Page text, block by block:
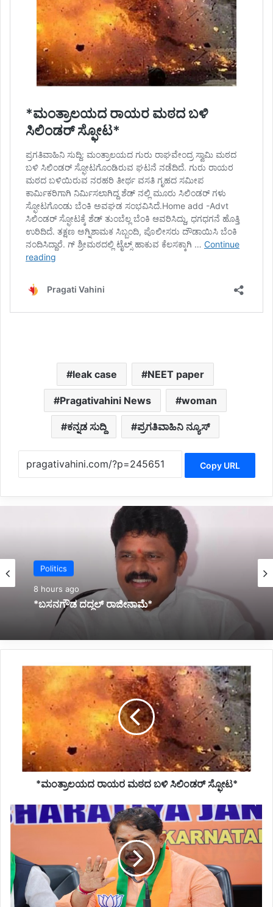
leak case NEET paper
Pragativahini News woman
ಕನ್ನಡ ಸುದ್ದಿ ಪ್ರಗತಿವಾಹಿನಿ ನ್ಯೂಸ್
Copy URL
Politics
8 hours ago
*ಬಸನಗೌಡ ದದ್ದಲ್‌ ರಾಜೀನಾಮೆ*
9 hours ago
*ಆ.13 ರಂದು ಕರ್ನಾಟಕ ಬಂದ್ ಮಾಡಿಯೇ ತೀರುತ್ತೇವೆ:
ವಾಟಾಳ್ ನಾಗರಾಜ*
*ಮಂತ್ರಾಲಯದ
ರಾಯರ
ಮಠದ
ಸಿಲಿಂಡರ್
ಸ್ಫೋಟ*
*ಮಂತ್ರಾಲಯದ ರಾಯರ ಮಠದ ಬಳಿ ಸಿಲಿಂಡರ್ ಸ್ಫೋಟ*
*ಬೆಂಗಾವಲು
ವಾಹನ
ಪ್ರಯಾಣಿಸುವೆ:
ಆರ್
ಅಶೋಕ*